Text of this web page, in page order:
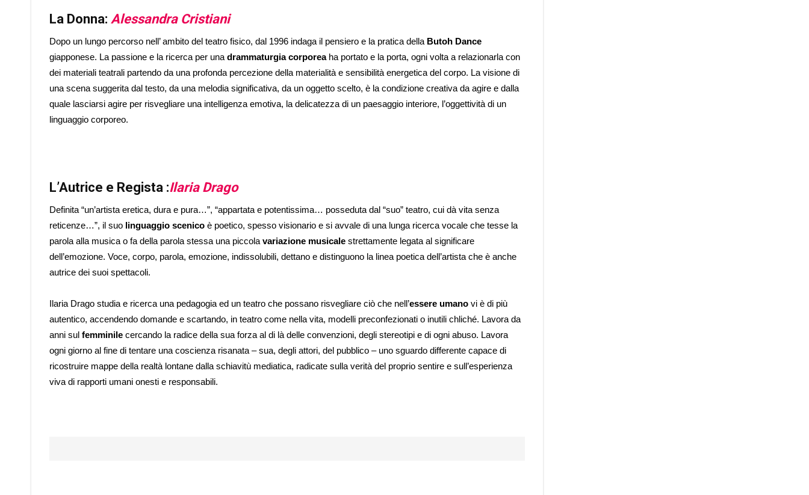
La Donna: Alessandra Cristiani
Dopo un lungo percorso nell’ ambito del teatro fisico, dal 1996 indaga il pensiero e la pratica della Butoh Dance
giapponese. La passione e la ricerca per una drammaturgia corporeaha portato e la porta, ogni volta a relazionarla con
dei materiali teatrali partendo da una profonda percezione della materialità e sensibilità energetica del corpo. La visione di
una scena suggerita dal testo, da una melodia significativa, da un oggetto scelto, è la condizione creativa da agire e dalla
quale lasciarsi agire per risvegliare una intelligenza emotiva, la delicatezza di un paesaggio interiore, l’oggettività di un
linguaggio corporeo.
L’Autrice e Regista :Ilaria Drago
Definita “un’artista eretica, dura e pura…”, “appartata e potentissima… posseduta dal “suo” teatro, cui dà vita senza
reticenze…”, il suo linguaggio scenico è poetico, spesso visionario e si avvale di una lunga ricerca vocale che tesse la
parola alla musica o fa della parola stessa una piccola variazione musicale strettamente legata al significare
dell’emozione. Voce, corpo, parola, emozione, indissolubili, dettano e distinguono la linea poetica dell’artista che è anche
autrice dei suoi spettacoli.
Ilaria Drago studia e ricerca una pedagogia ed un teatro che possano risvegliare ciò che nell’essere umano vi è di più
autentico, accendendo domande e scartando, in teatro come nella vita, modelli preconfezionati o inutili chliché. Lavora da
anni sul femminile cercando la radice della sua forza al di là delle convenzioni, degli stereotipi e di ogni abuso. Lavora
ogni giorno al fine di tentare una coscienza risanata – sua, degli attori, del pubblico – uno sguardo differente capace di
ricostruire mappe della realtà lontane dalla schiavitù mediatica, radicate sulla verità del proprio sentire e sull’esperienza
viva di rapporti umani onesti e responsabili.